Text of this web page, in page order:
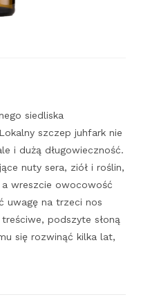
siedliska
szczep juhfark nie
i dużą długowieczność.
nuty sera, ziół i roślin,
wreszcie owocowość
uwagę na trzeci nos
podszyte słoną
się rozwinąć kilka lat,